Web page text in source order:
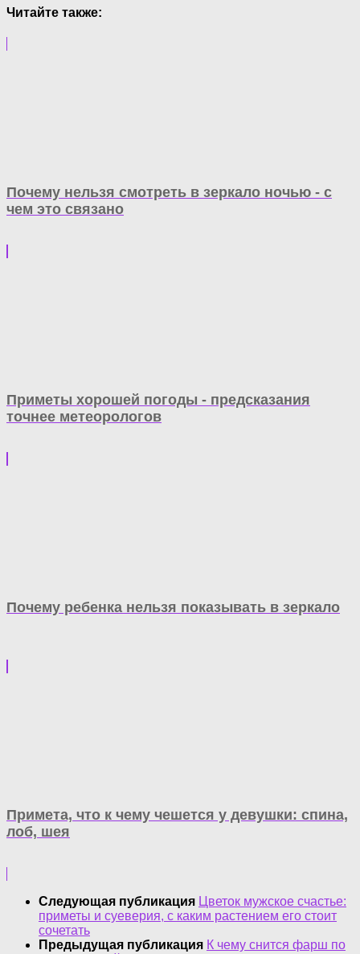
Читайте также:
Почему нельзя смотреть в зеркало ночью - с
чем это связано
Приметы хорошей погоды - предсказания
точнее метеорологов
Почему ребенка нельзя показывать в зеркало
Примета, что к чему чешется у девушки: спина,
лоб, шея
Следующая публикация Цветок мужское счастье:
приметы и суеверия, с каким растением его стоит
сочетать
Предыдущая публикация К чему снится фарш по